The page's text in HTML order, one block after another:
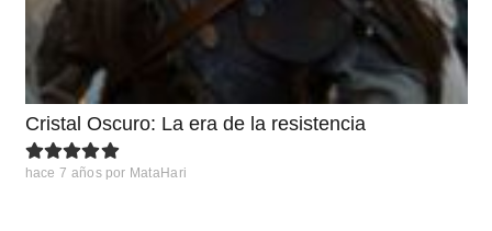
Cristal Oscuro: La era de la resistencia
hace 7 años por MataHari